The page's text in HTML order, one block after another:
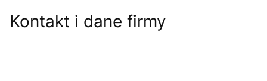
Kontakt i dane firmy